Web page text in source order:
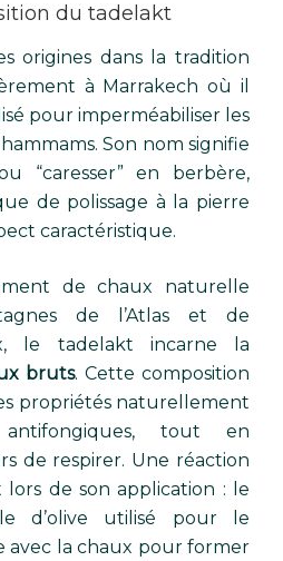
du tadelakt
origines dans la tradition
à Marrakech où il
pour imperméabiliser les
Son nom signifie
“caresser” en berbère,
de polissage à la pierre
caractéristique.
de chaux naturelle
de l’Atlas et de
le tadelakt incarne la
bruts. Cette composition
propriétés naturellement
tout en
de respirer. Une réaction
de son application : le
d’olive utilisé pour le
avec la chaux pour former